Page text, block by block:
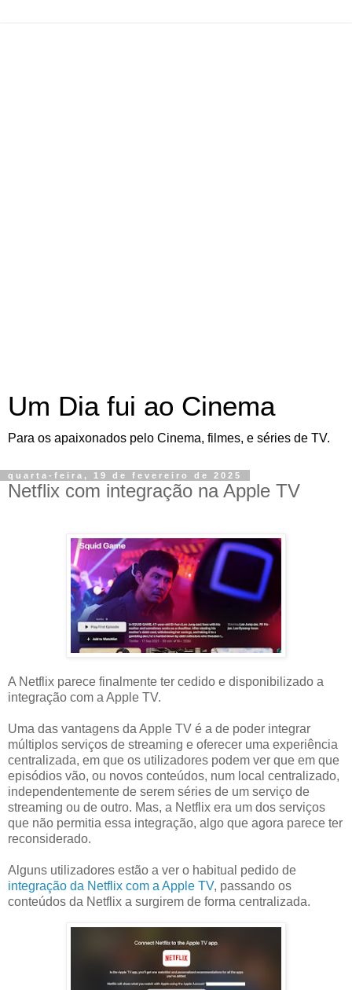
Um Dia fui ao Cinema
Para os apaixonados pelo Cinema, filmes, e séries de TV.
quarta-feira, 19 de fevereiro de 2025
Netflix com integração na Apple TV
A Netflix parece finalmente ter cedido e disponibilizado a
integração com a Apple TV.
Uma das vantagens da Apple TV é a de poder integrar
múltiplos serviços de streaming e oferecer uma experiência
centralizada, em que os utilizadores podem ver que em que
episódios vão, ou novos conteúdos, num local centralizado,
independentemente de serem séries de um serviço de
streaming ou de outro. Mas, a Netflix era um dos serviços
que não permitia essa integração, algo que agora parece ter
reconsiderado.
Alguns utilizadores estão a ver o habitual pedido de
integração da Netflix com a Apple TV, passando os
conteúdos da Netflix a surgirem de forma centralizada.